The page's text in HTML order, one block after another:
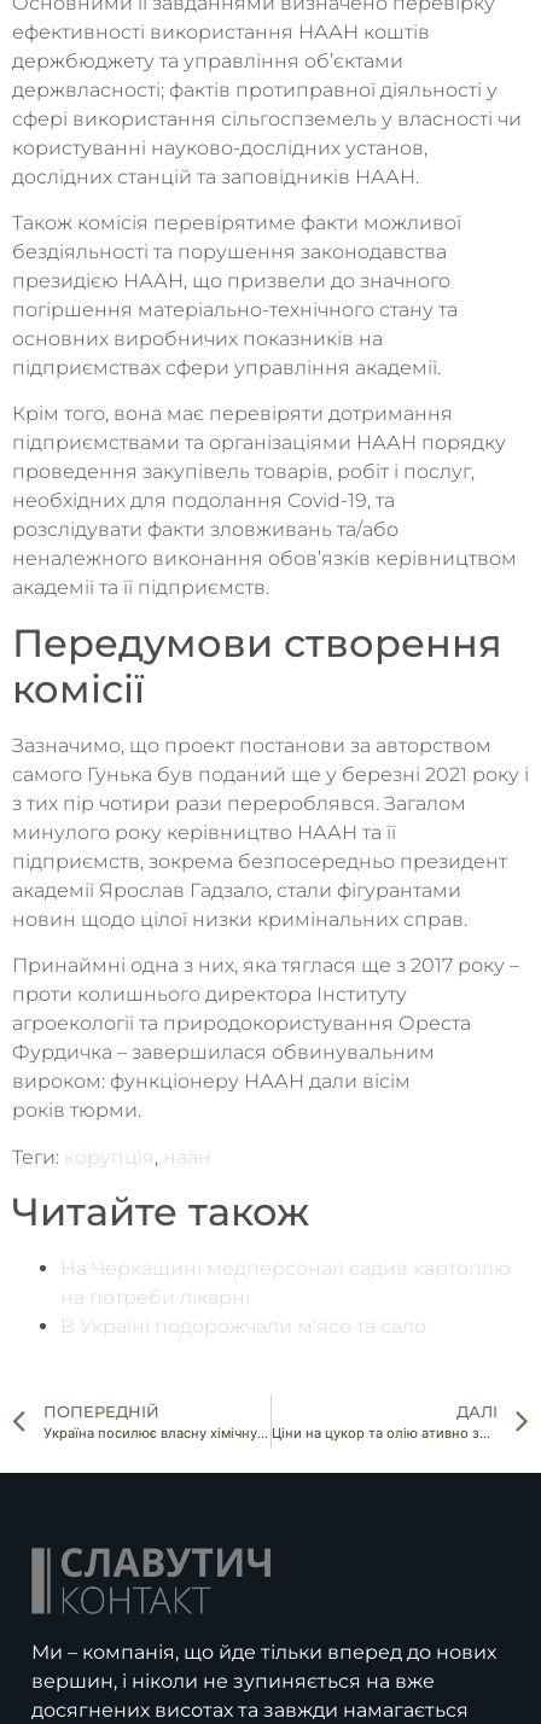
ефективності використання НААН коштів
держбюджету та управління об’єктами
держвласності; фактів протиправної діяльності у
сфері використання сільгоспземель у власності чи
користуванні науково-дослідних установ,
дослідних станцій та заповідників НААН.
Також комісія перевірятиме факти можливої
бездіяльності та порушення законодавства
президією НААН, що призвели до значного
погіршення матеріально-технічного стану та
основних виробничих показників на
підприємствах сфери управління академії.
Крім того, вона має перевіряти дотримання
підприємствами та організаціями НААН порядку
проведення закупівель товарів, робіт і послуг,
необхідних для подолання Covid-19, та
розслідувати факти зловживань та/або
неналежного виконання обов’язків керівництвом
академії та її підприємств.
Передумови створення
комісії
Зазначимо, що проект постанови за авторством
самого Гунька був поданий ще у березні 2021 року і
з тих пір чотири рази перероблявся. Загалом
минулого року керівництво НААН та її
підприємств, зокрема безпосередньо президент
академії Ярослав Гадзало, стали фігурантами
новин щодо цілої низки кримінальних справ.
Принаймні одна з них, яка тяглася ще з 2017 року –
проти колишнього директора Інституту
агроекології та природокористування Ореста
Фурдичка – завершилася обвинувальним
вироком: функціонеру НААН дали вісім
років тюрми.
Теги: корупція, наан
Читайте також
На Черкащині медперсонал садив картоплю
на потреби лікарні
В Україні подорожчали м’ясо та сало
ПОПЕРЕДНІЙ
Україна посилює власну хімічну безпеку: деталі
ДАЛІ
Ціни на цукор та олію ативно зростають
Ми – компанія, що йде тільки вперед до нових
вершин, і ніколи не зупиняється на вже
досягнених висотах та завжди намагається